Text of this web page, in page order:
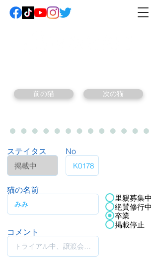
前の猫 次の猫
ステイタス No
猫の名前
コメント
里親募集中
絶賛修行中
卒業
掲載停止